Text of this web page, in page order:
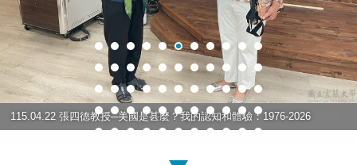
115.04.22 張四德教授─美國是甚麼？我的認知和體驗：1976-2026